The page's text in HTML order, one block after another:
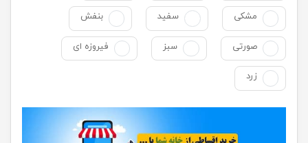
مشکی سفید بنفش
صورتی سبز فیروزه ای
زرد